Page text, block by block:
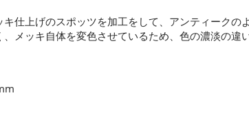
キ仕上げのスポッツを加工をして、アンティークの
メッキ自体を変色させているため、色の濃淡の違